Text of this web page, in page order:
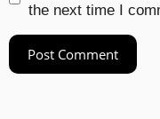
the next time I